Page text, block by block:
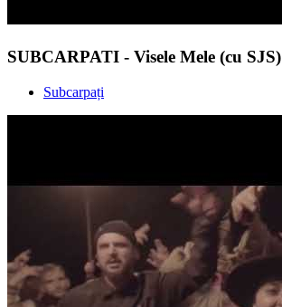
SUBCARPATI - Visele Mele (cu SJS)
Subcarpați